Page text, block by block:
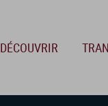
DÉCOUVRIR